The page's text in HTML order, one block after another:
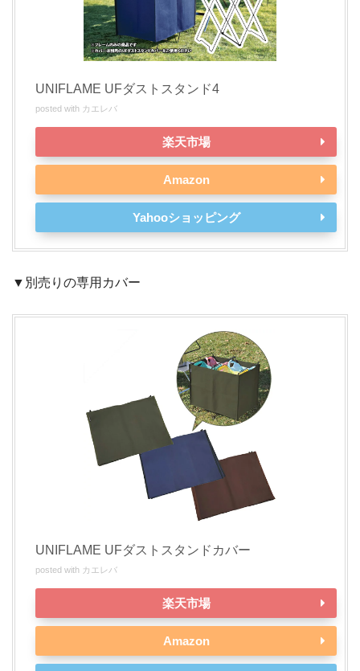
UNIFLAME UFダストスタンド4
posted with カエレバ
楽天市場
Amazon
Yahooショッピング
▼別売りの専用カバー
UNIFLAME UFダストスタンドカバー
posted with カエレバ
楽天市場
Amazon